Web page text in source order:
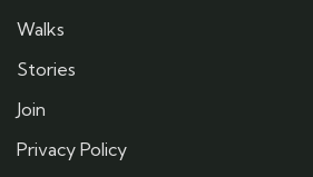
Walks
Stories
Join
Privacy Policy